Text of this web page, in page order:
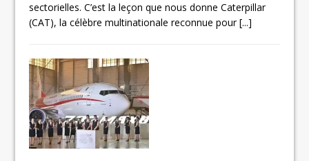
sectorielles. C’est la leçon que nous donne Caterpillar
(CAT), la célèbre multinationale reconnue pour[...]